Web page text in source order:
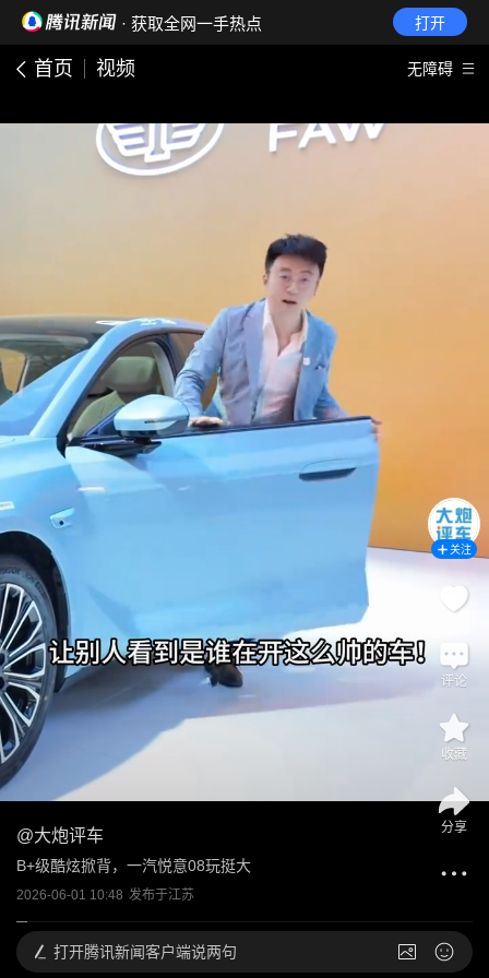
· 获取全网一手热点 打开
首页 视频 无障碍
@大炮评车
B+级酷炫掀背，一汽悦意08玩挺大
2026-06-01 10:48 发布于江苏
关注
评论
收藏
分享
打开腾讯新闻客户端说两句